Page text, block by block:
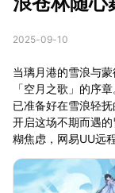
2025-09-10
当璃月港的雪浪与
「空月之歌」的序
已准备好在雪浪轻
开启这场不期而遇
糊焦虑，网易UU远